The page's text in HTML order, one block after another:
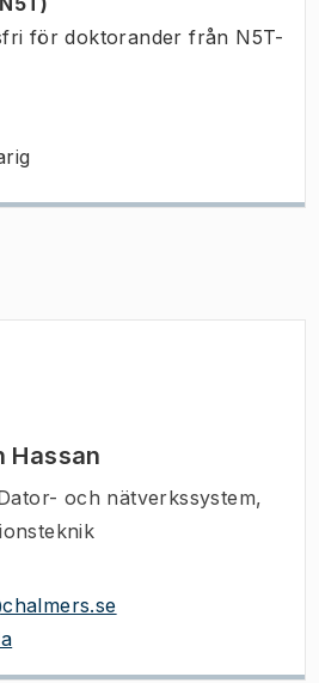
för doktorander från N5T-
Hassan
och nätverkssystem,